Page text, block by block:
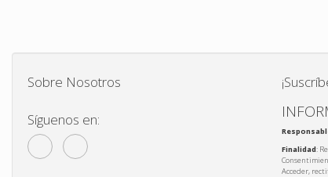
Sobre Nosotros
Síguenos en:
Finalidad:
Acceder,